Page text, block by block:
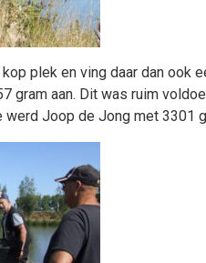
plek en ving daar dan ook
gram aan. Dit was ruim
werd Joop de Jong met 3301